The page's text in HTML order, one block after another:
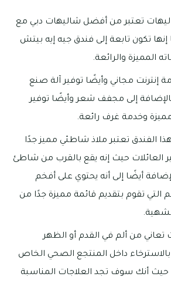
تعتبر من أفضل شاليهات دبي مع
تكون تابعة إلى فندق جيه إيه بيتش
المميزة والرائعة.
إنترنت مجاني وأيضًا توفير آلة صنع
إلى مجفف شعر وأيضًا توفير
وخدمة غرف رائعة.
الفندق تعتبر ملاذ شاطئي مميز جدًا
العائلات حيث إنه يقع بالقرب من شاطئ
أيضًا إلى أنه يحتوي على أفخم
التي تقوم بتقديم قائمة مميزة جدًا من
تعاني من ألم في القدم أو الظهر
داخل المنتجع الصحي الخاص
حيث أنك سوف تجد العلاجات المناسبة